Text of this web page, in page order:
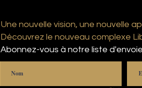
Une nouvelle vision, une nouvelle
Découvrez le nouveau complexe
Abonnez-vous à notre liste